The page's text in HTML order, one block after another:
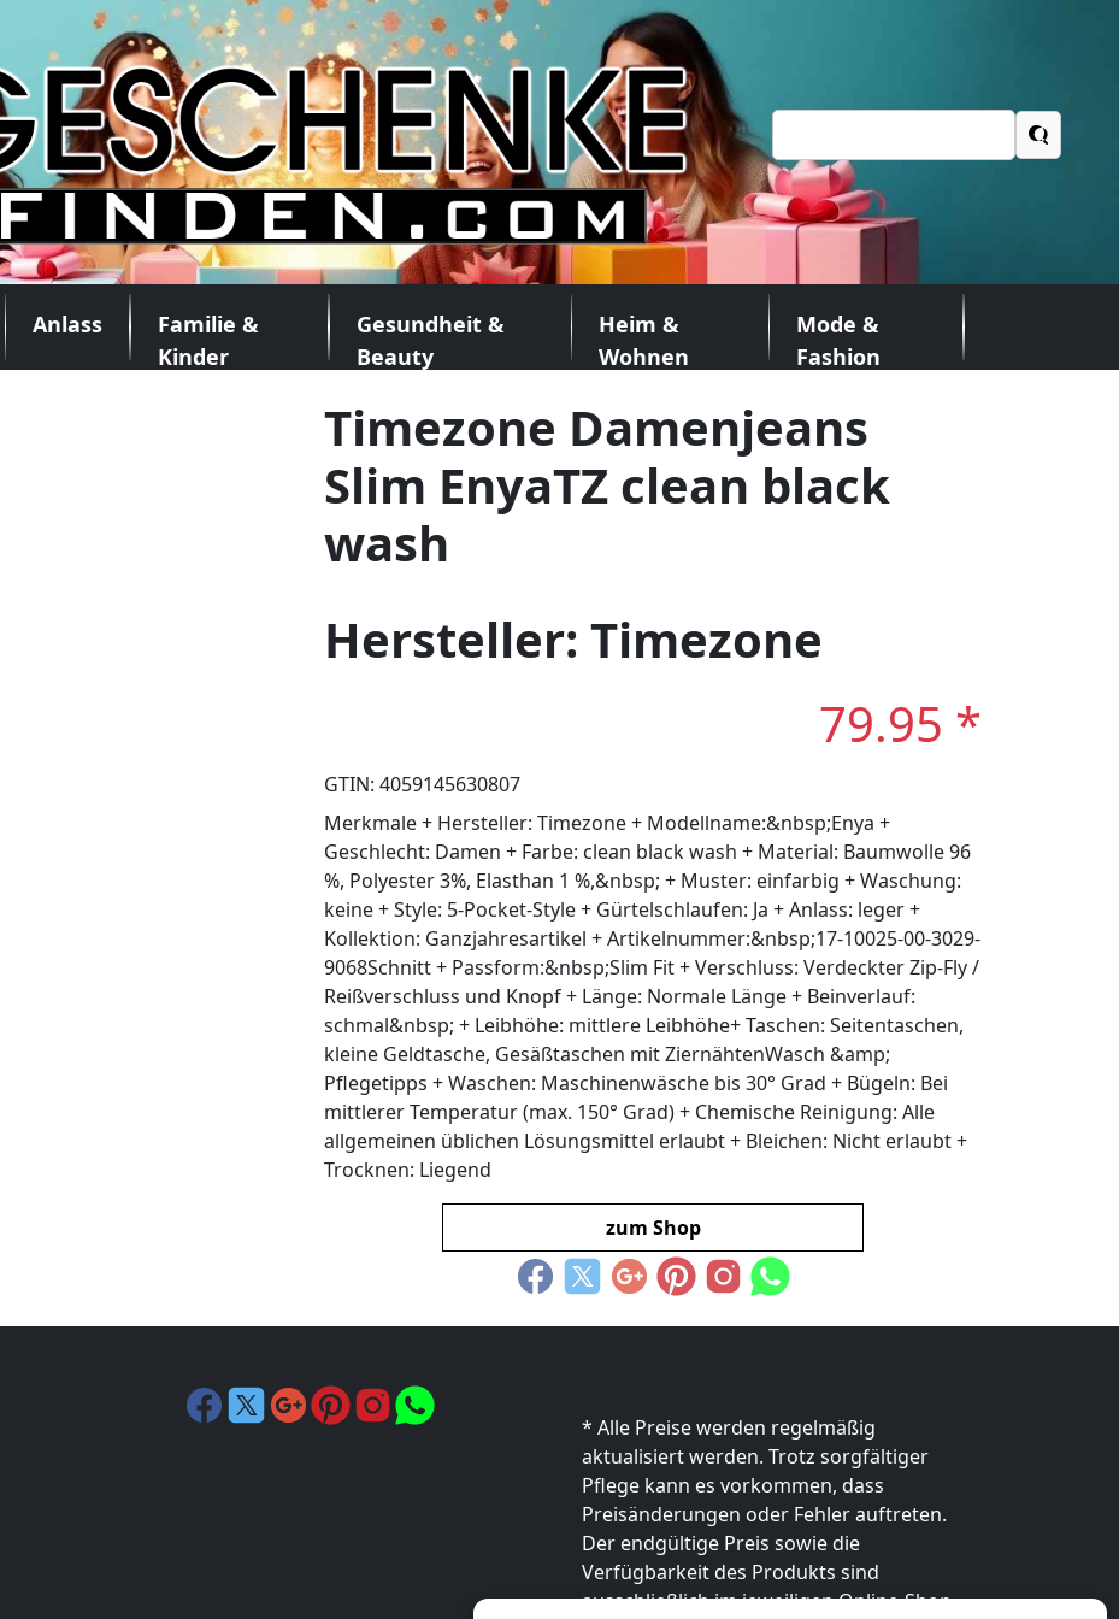
nach:
Anlass
Familie &
Kinder
Gesundheit &
Beauty
Heim &
Wohnen
Mode &
Fashion
Timezone Damenjeans
Slim EnyaTZ clean black
wash
Hersteller: Timezone
79.95 *
GTIN: 4059145630807
Merkmale + Hersteller: Timezone + Modellname:&nbsp;Enya +
Geschlecht: Damen + Farbe: clean black wash + Material: Baumwolle 96
%, Polyester 3%, Elasthan 1 %,&nbsp; + Muster: einfarbig + Waschung:
keine + Style: 5-Pocket-Style + Gürtelschlaufen: Ja + Anlass: leger +
Kollektion: Ganzjahresartikel + Artikelnummer:&nbsp;17-10025-00-3029-
9068Schnitt + Passform:&nbsp;Slim Fit + Verschluss: Verdeckter Zip-Fly /
Reißverschluss und Knopf + Länge: Normale Länge + Beinverlauf:
schmal&nbsp; + Leibhöhe: mittlere Leibhöhe+ Taschen: Seitentaschen,
kleine Geldtasche, Gesäßtaschen mit ZiernähtenWasch &amp;
Pflegetipps + Waschen: Maschinenwäsche bis 30° Grad + Bügeln: Bei
mittlerer Temperatur (max. 150° Grad) + Chemische Reinigung: Alle
allgemeinen üblichen Lösungsmittel erlaubt + Bleichen: Nicht erlaubt +
Trocknen: Liegend
zum Shop
* Alle Preise werden regelmäßig
aktualisiert werden. Trotz sorgfältiger
Pflege kann es vorkommen, dass
Preisänderungen oder Fehler auftreten.
Der endgültige Preis sowie die
Verfügbarkeit des Produkts sind
ausschließlich im jeweiligen Online-Shop